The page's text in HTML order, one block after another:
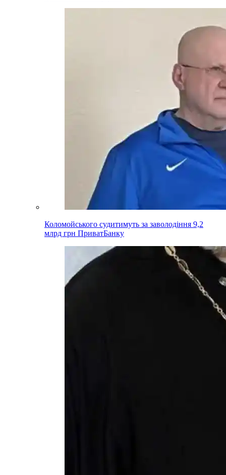
Коломойського судитимуть за заволодіння 9,2
млрд грн ПриватБанку